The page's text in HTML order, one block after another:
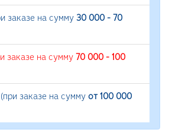
заказе на сумму 30 000 - 70
заказе на сумму 70 000 - 100
(при заказе на сумму от 100 000